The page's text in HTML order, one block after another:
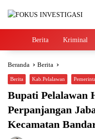
HomeBerita Kriminal
Beranda Berita
Berita Kab.Pelalawan
Bupati
Perpanjangan
Kecamatan